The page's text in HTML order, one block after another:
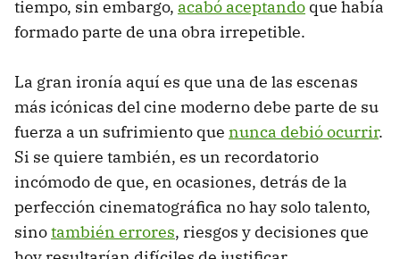
tiempo, sin embargo, acabó aceptando que había
formado parte de una obra irrepetible.
La gran ironía aquí es que una de las escenas
más icónicas del cine moderno debe parte de su
fuerza a un sufrimiento que nunca debió ocurrir.
Si se quiere también, es un recordatorio
incómodo de que, en ocasiones, detrás de la
perfección cinematográfica no hay solo talento,
sinotambién errores, riesgos y decisiones que